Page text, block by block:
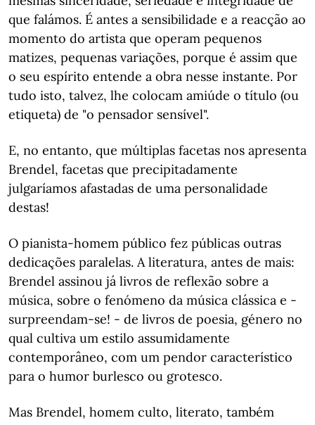
que falámos. É antes a sensibilidade e a reacção ao
momento do artista que operam pequenos
matizes, pequenas variações, porque é assim que
o seu espírito entende a obra nesse instante. Por
tudo isto, talvez, lhe colocam amiúde o título (ou
etiqueta) de "o pensador sensível".
E, no entanto, que múltiplas facetas nos apresenta
Brendel, facetas que precipitadamente
julgaríamos afastadas de uma personalidade
destas!
O pianista-homem público fez públicas outras
dedicações paralelas. A literatura, antes de mais:
Brendel assinou já livros de reflexão sobre a
música, sobre o fenómeno da música clássica e -
surpreendam-se! - de livros de poesia, género no
qual cultiva um estilo assumidamente
contemporâneo, com um pendor característico
para o humor burlesco ou grotesco.
Mas Brendel, homem culto, literato, também